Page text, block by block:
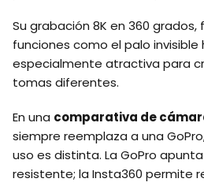
Su grabación 8K en 360 grados,
funciones como el palo invisible
especialmente atractiva para
tomas diferentes.
En una comparativa de
siempre reemplaza a una
uso es distinta. La GoPro
resistente; la Insta360 permite